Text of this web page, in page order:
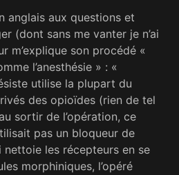
anglais aux questions et
(dont sans me vanter je n’ai
m’explique son procédé «
l’anesthésie » : «
utilise la plupart du
des opioïdes (rien de tel
sortir de l’opération, ce
pas un bloqueur de
les récepteurs en se
morphiniques, l’opéré